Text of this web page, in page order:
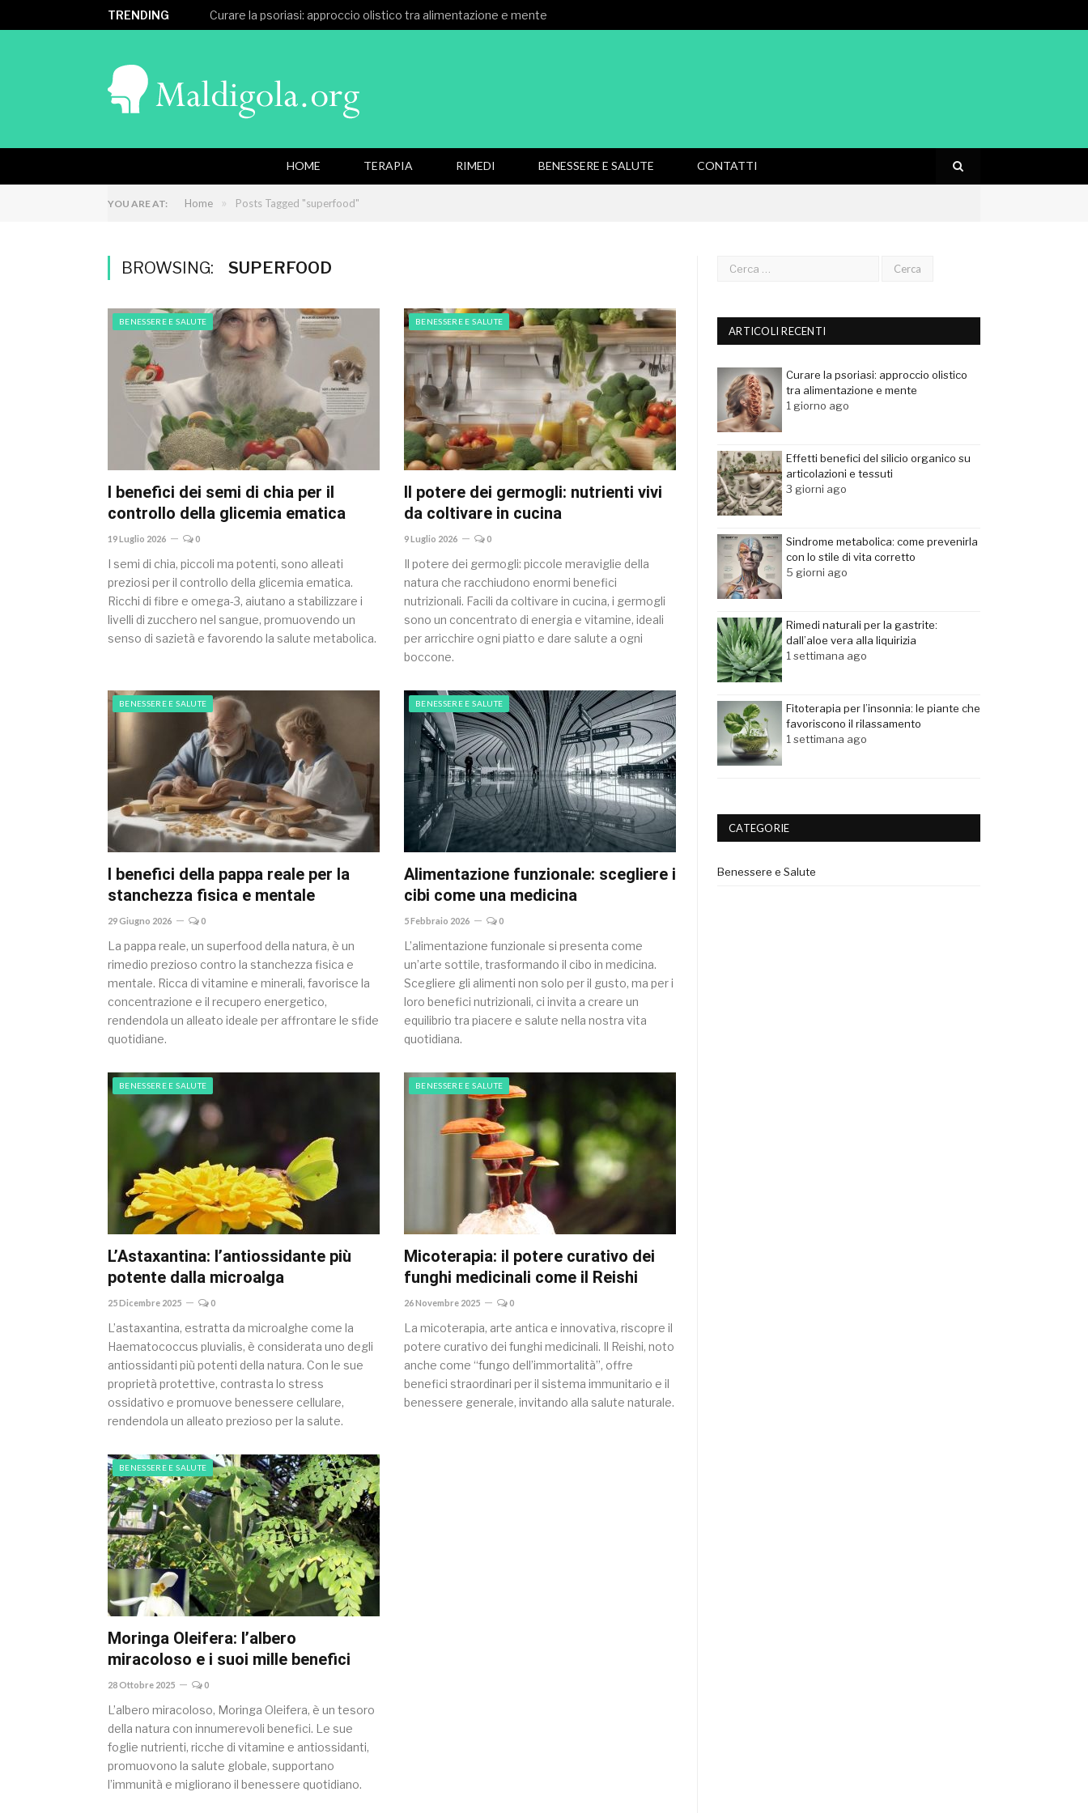
TRENDING Curare la psoriasi: approccio olistico tra alimentazione e mente
HOME TERAPIA RIMEDI BENESSERE E SALUTE CONTATTI
YOU ARE AT: Home » Posts Tagged "superfood"
BROWSING: SUPERFOOD
BENESSERE E SALUTE
I benefici dei semi di chia per il
controllo della glicemia ematica
19 Luglio 2026 0
I semi di chia, piccoli ma potenti, sono alleati
preziosi per il controllo della glicemia ematica.
Ricchi di fibre e omega-3, aiutano a stabilizzare i
livelli di zucchero nel sangue, promuovendo un
senso di sazietà e favorendo la salute metabolica.
BENESSERE E SALUTE
Il potere dei germogli: nutrienti vivi
da coltivare in cucina
9 Luglio 2026 0
Il potere dei germogli: piccole meraviglie della
natura che racchiudono enormi benefici
nutrizionali. Facili da coltivare in cucina, i germogli
sono un concentrato di energia e vitamine, ideali
per arricchire ogni piatto e dare salute a ogni
boccone.
BENESSERE E SALUTE
I benefici della pappa reale per la
stanchezza fisica e mentale
29 Giugno 2026 0
La pappa reale, un superfood della natura, è un
rimedio prezioso contro la stanchezza fisica e
mentale. Ricca di vitamine e minerali, favorisce la
concentrazione e il recupero energetico,
rendendola un alleato ideale per affrontare le sfide
quotidiane.
BENESSERE E SALUTE
Alimentazione funzionale: scegliere i
cibi come una medicina
5 Febbraio 2026 0
L’alimentazione funzionale si presenta come
un’arte sottile, trasformando il cibo in medicina.
Scegliere gli alimenti non solo per il gusto, ma per i
loro benefici nutrizionali, ci invita a creare un
equilibrio tra piacere e salute nella nostra vita
quotidiana.
BENESSERE E SALUTE
L’Astaxantina: l’antiossidante più
potente dalla microalga
25 Dicembre 2025 0
L’astaxantina, estratta da microalghe come la
Haematococcus pluvialis, è considerata uno degli
antiossidanti più potenti della natura. Con le sue
proprietà protettive, contrasta lo stress
ossidativo e promuove benessere cellulare,
rendendola un alleato prezioso per la salute.
BENESSERE E SALUTE
Micoterapia: il potere curativo dei
funghi medicinali come il Reishi
26 Novembre 2025 0
La micoterapia, arte antica e innovativa, riscopre il
potere curativo dei funghi medicinali. Il Reishi, noto
anche come “fungo dell’immortalità”, offre
benefici straordinari per il sistema immunitario e il
benessere generale, invitando alla salute naturale.
BENESSERE E SALUTE
Moringa Oleifera: l’albero
miracoloso e i suoi mille benefici
28 Ottobre 2025 0
L’albero miracoloso, Moringa Oleifera, è un tesoro
della natura con innumerevoli benefici. Le sue
foglie nutrienti, ricche di vitamine e antiossidanti,
promuovono la salute globale, supportano
l’immunità e migliorano il benessere quotidiano.
ARTICOLI RECENTI
Curare la psoriasi: approccio olistico
tra alimentazione e mente
1 giorno ago
Effetti benefici del silicio organico su
articolazioni e tessuti
3 giorni ago
Sindrome metabolica: come prevenirla
con lo stile di vita corretto
5 giorni ago
Rimedi naturali per la gastrite:
dall’aloe vera alla liquirizia
1 settimana ago
Fitoterapia per l’insonnia: le piante che
favoriscono il rilassamento
1 settimana ago
CATEGORIE
Benessere e Salute